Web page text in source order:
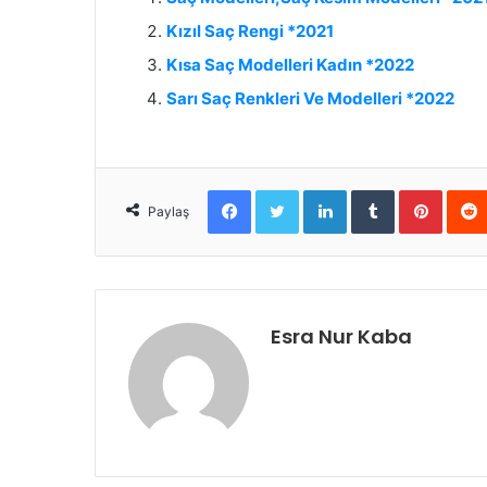
Kızıl Saç Rengi *2021
Kısa Saç Modelleri Kadın *2022
Sarı Saç Renkleri Ve Modelleri *2022
Paylaş
FacebookTwitterLinkedInTumblr
Esra Nur Kaba